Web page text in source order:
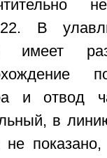
22. В
имеет
и отвод
в
не